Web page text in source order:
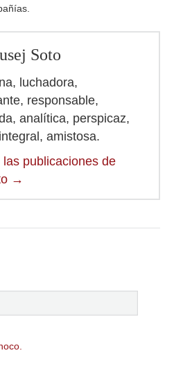
Soto
luchadora,
responsable,
analítica, perspicaz,
amistosa.
las publicaciones de
→